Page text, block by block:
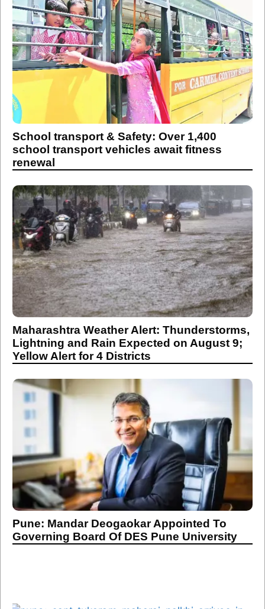
School transport & Safety: Over 1,400
school transport vehicles await fitness
renewal
Maharashtra Weather Alert: Thunderstorms,
Lightning and Rain Expected on August 9;
Yellow Alert for 4 Districts
Pune: Mandar Deogaokar Appointed To
Governing Board Of DES Pune University